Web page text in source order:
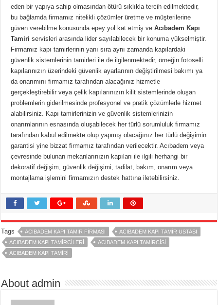
eden bir yapıya sahip olmasından ötürü sıklıkla tercih edilmektedir,
bu bağlamda firmamız nitelikli çözümler üretme ve müşterilerine
güven verebilme konusunda epey yol kat etmiş veAcıbadem Kapı
Tamiri servisleri arasında lider sayılabilecek bir konuma yükselmiştir.
Firmamız kapı tamirlerinin yanı sıra aynı zamanda kapılardaki
güvenlik sistemlerinin tamirleri ile de ilgilenmektedir, örneğin fotoselli
kapılarınızın üzerindeki güvenlik ayarlarının değiştirilmesi bakımı ya
da onarımını firmamız tarafından alacağınız hizmetle
gerçekleştirebilir veya çelik kapılarınızın kilit sistemlerinde oluşan
problemlerin giderilmesinde profesyonel ve pratik çözümlerle hizmet
alabilirsiniz. Kapı tamirlerinizin ve güvenlik sistemlerinizin
onarımlarının esnasında oluşabilecek her türlü sorumluluk firmamız
tarafından kabul edilmekte olup yapmış olacağınız her türlü değişimin
garantisi yine bizzat firmamız tarafından verilecektir. Acıbadem veya
çevresinde bulunan mekanlarınızın kapıları ile ilgili herhangi bir
dekoratif değişim, güvenlik değişimi, tadilat, bakım, onarım veya
montajlama işlemini firmamızın destek hattına iletebilirsiniz.
Tags ACIBADEM KAPI TAMIR FIRMASI
ACIBADEM KAPI TAMIR USTASI
ACIBADEM KAPI TAMIRCILERI
ACIBADEM KAPI TAMIRCISI
ACIBADEM KAPI TAMIRI
About admin